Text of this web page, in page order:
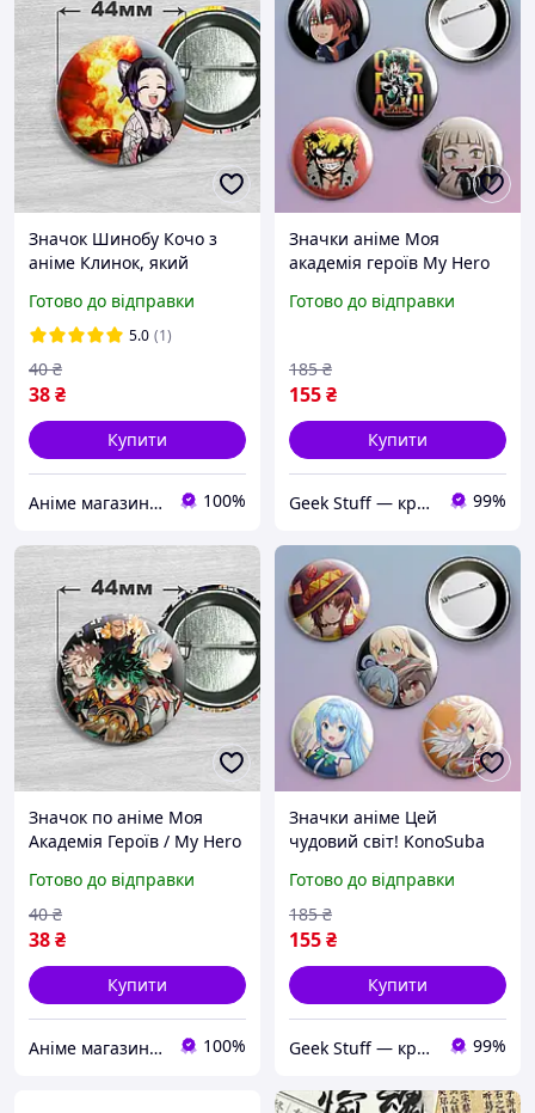
Значок Шинобу Кочо з
аніме Клинок, який
no Yaiba. №16 44мм
Готово до відправки
5.0 (1)
38₴
40 ₴
Купити
Аніме магазин Anikoneko 100%
Значки аніме Моя
академія героїв My Hero
Готово до відправки
155₴
185 ₴
Купити
Geek Stuff — крамничка аніме, гік, Kpop товарів. Сувеніри з власним принтом та поліграфія. 99%
Значок по аніме Моя
Академія Героїв / My Hero
Готово до відправки
38₴
40 ₴
Купити
Аніме магазин Anikoneko 100%
Значки аніме Цей
чудовий світ! KonoSuba
Готово до відправки
155₴
185 ₴
Купити
Geek Stuff — крамничка аніме, гік, Kpop товарів. Сувеніри з власним принтом та поліграфія. 99%